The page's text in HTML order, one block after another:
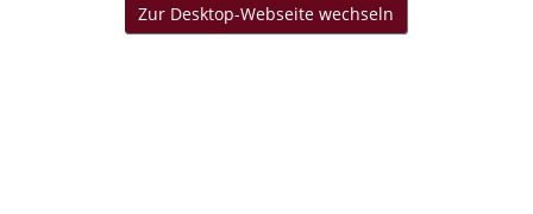
Zur Desktop-Webseite wechseln